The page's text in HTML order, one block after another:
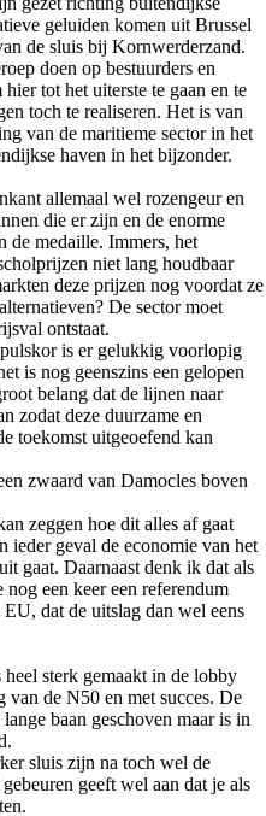
geluiden komen uit Brussel
de sluis bij Kornwerderzand.
doen op bestuurders en
tot het uiterste te gaan en te
toch te realiseren. Het is van
van de maritieme sector in het
haven in het bijzonder.
allemaal wel rozengeur en
die er zijn en de enorme
de medaille. Immers, het
niet lang houdbaar
deze prijzen nog voordat ze
De sector moet
ontstaat.
is er gelukkig voorlopig
is nog geenszins een gelopen
belang dat de lijnen naar
zodat deze duurzame en
toekomst uitgeoefend kan
zwaard van Damocles boven
zeggen hoe dit alles af gaat
ieder geval de economie van het
gaat. Daarnaast denk ik dat als
een keer een referendum
dat de uitslag dan wel eens
sterk gemaakt in de lobby
de N50 en met succes. De
baan geschoven maar is in
sluis zijn na toch wel de
geeft wel aan dat je als